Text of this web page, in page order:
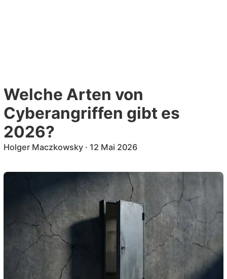
Welche Arten von
Cyberangriffen gibt es
2026?
Holger Maczkowsky· 12 Mai 2026